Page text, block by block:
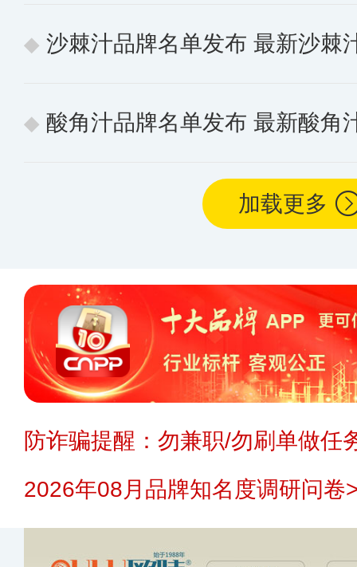
沙棘汁品牌名单发布 最新沙棘
酸角汁品牌名单发布 最新酸角
加载更多
防诈骗提醒：勿兼职/勿刷单做任
2026年08月品牌知名度调研问卷